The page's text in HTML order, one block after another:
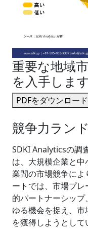
重要な地域
を入手します
PDFをダウンロード
競争力ラン
SDKI Analyticsの調
は、大規模企業と
業間の市場競争に
ートでは、市場プ
的パートナーシッ
ゆる機会を捉え、
を獲得しようとして